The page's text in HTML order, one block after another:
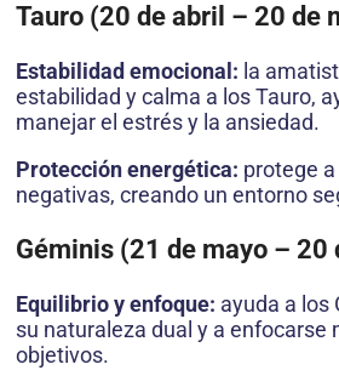
Tauro (20 de abril – 20 de
Estabilidad emocional: la
estabilidad y calma a los Tauro,
manejar el estrés y la ansiedad.
Protección energética: protege
negativas, creando un entorno
Géminis (21 de mayo – 20
Equilibrio y enfoque: ayuda a los
su naturaleza dual y a enfocarse
objetivos.